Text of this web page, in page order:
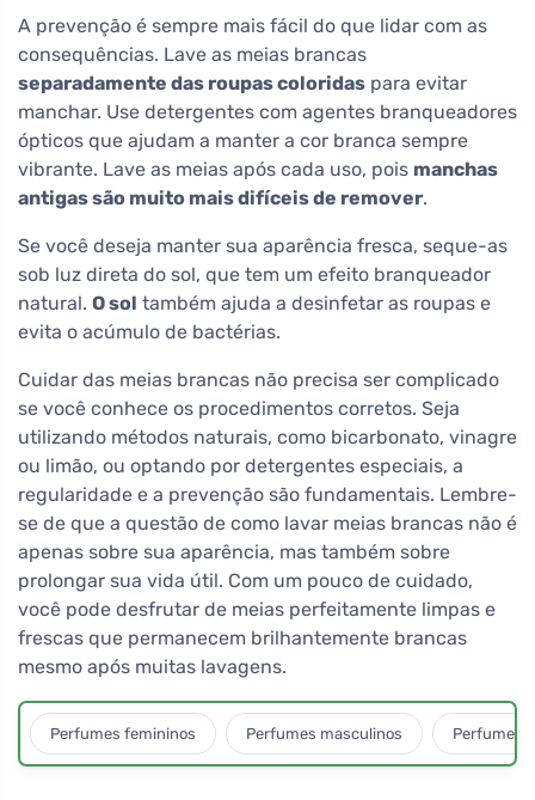
A prevenção é sempre mais fácil do que lidar com as
consequências. Lave as meias brancas
separadamente das roupas coloridas para evitar
manchar. Use detergentes com agentes branqueadores
ópticos que ajudam a manter a cor branca sempre
vibrante. Lave as meias após cada uso, pois manchas
antigas são muito mais difíceis de remover.
Se você deseja manter sua aparência fresca, seque-as
sob luz direta do sol, que tem um efeito branqueador
natural. O sol também ajuda a desinfetar as roupas e
evita o acúmulo de bactérias.
Cuidar das meias brancas não precisa ser complicado
se você conhece os procedimentos corretos. Seja
utilizando métodos naturais, como bicarbonato, vinagre
ou limão, ou optando por detergentes especiais, a
regularidade e a prevenção são fundamentais. Lembre-
se de que a questão de como lavar meias brancas não é
apenas sobre sua aparência, mas também sobre
prolongar sua vida útil. Com um pouco de cuidado,
você pode desfrutar de meias perfeitamente limpas e
frescas que permanecem brilhantemente brancas
mesmo após muitas lavagens.
Perfumes femininos Perfumes masculinos Perfumes